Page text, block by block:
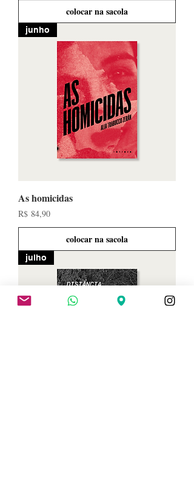
colocar na sacola
junho
As homicidas
Preço
R$ 84,90
colocar na sacola
julho